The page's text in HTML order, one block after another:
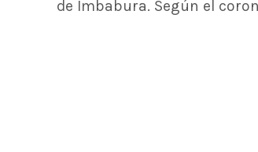
de Imbabura. Según el